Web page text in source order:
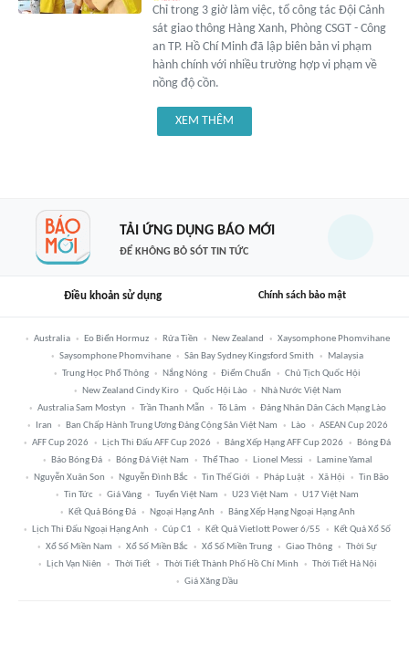
Chỉ trong 3 giờ làm việc, tổ công tác Đội Cảnh
sát giao thông Hàng Xanh, Phòng CSGT - Công
an TP. Hồ Chí Minh đã lập biên bản vi phạm
hành chính với nhiều trường hợp vi phạm về
nồng độ cồn.
XEM THÊM
TẢI ỨNG DỤNG BÁO MỚI
ĐỂ KHÔNG BỎ SÓT TIN TỨC
Điều khoản sử dụng Chính sách bảo mật
Australia Eo Biển Hormuz Rửa Tiền New Zealand
Xaysomphone Phomvihane
Saysomphone Phomvihane
Sân Bay Sydney Kingsford Smith
Malaysia
Trung Học Phổ Thông
Nắng Nóng Điểm Chuẩn
Chủ Tịch Quốc Hội
New Zealand Cindy Kiro
Quốc Hội Lào
Nhà Nước Việt Nam
Australia Sam Mostyn
Trần Thanh Mẫn Tô Lâm
Đảng Nhân Dân Cách Mạng Lào
Iran
Ban Chấp Hành Trung Ương Đảng Cộng Sản Việt Nam Lào
ASEAN Cup 2026
AFF Cup 2026
Lịch Thi Đấu AFF Cup 2026 Bảng Xếp Hạng AFF Cup 2026
Bóng Đá
Báo Bóng Đá
Bóng Đá Việt Nam Thể Thao Lionel Messi
Lamine Yamal
Nguyễn Xuân Son
Nguyễn Đình Bắc Tin Thế Giới Pháp Luật Xã Hội
Tin Bão
Tin Tức
Giá Vàng Tuyển Việt Nam U23 Việt Nam
U17 Việt Nam
Kết Quả Bóng Đá
Ngoại Hạng Anh
Bảng Xếp Hạng Ngoại Hạng Anh
Lịch Thi Đấu Ngoại Hạng Anh
Cúp C1 Kết Quả Vietlott Power 6/55
Kết Quả Xổ Số
Xổ Số Miền Nam
Xổ Số Miền Bắc Xổ Số Miền Trung Giao Thông
Thời Sự
Lịch Vạn Niên
Thời Tiết Thời Tiết Thành Phố Hồ Chí Minh
Thời Tiết Hà Nội
Giá Xăng Dầu